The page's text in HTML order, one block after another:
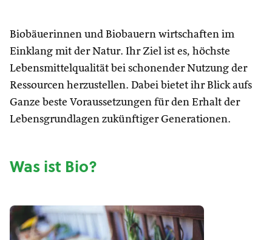
Biobäuerinnen und Biobauern wirtschaften im
Einklang mit der Natur. Ihr Ziel ist es, höchste
Lebensmittelqualität bei schonender Nutzung der
Ressourcen herzustellen. Dabei bietet ihr Blick aufs
Ganze beste Voraussetzungen für den Erhalt der
Lebensgrundlagen zukünftiger Generationen.
Was ist Bio?